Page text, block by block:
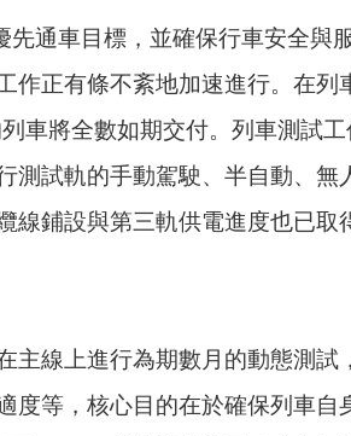
通車目標，並確保行車安全與
作正有條不紊地加速進行。在
車將全數如期交付。列車測試
測試軌的手動駕駛、半自動、
線鋪設與第三軌供電進度也已
主線上進行為期數月的動態測
度等，核心目的在於確保列車